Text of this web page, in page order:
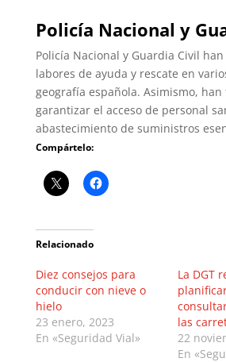
Policía Nacional y
Policía Nacional y Guardia Civil
labores de ayuda y rescate en
geografía española. Asimismo,
garantizar el acceso de personal
abastecimiento de suministros
Compártelo:
Relacionado
Diez consejos para
conducir con nieve o
hielo
23 enero, 2023
En «Seguridad Vial»
La DGT
las
22
En